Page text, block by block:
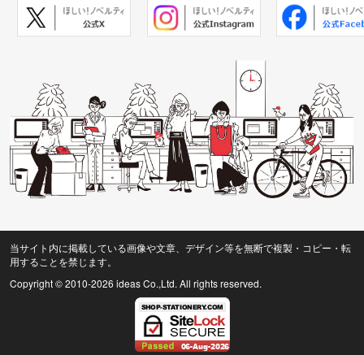
当サイト内に掲載している画像や文章、デザイン等を無断で複製・コピー・転
用することを禁じます。
Copyright © 2010-2026 ideas Co.,Ltd. All rights reserved.